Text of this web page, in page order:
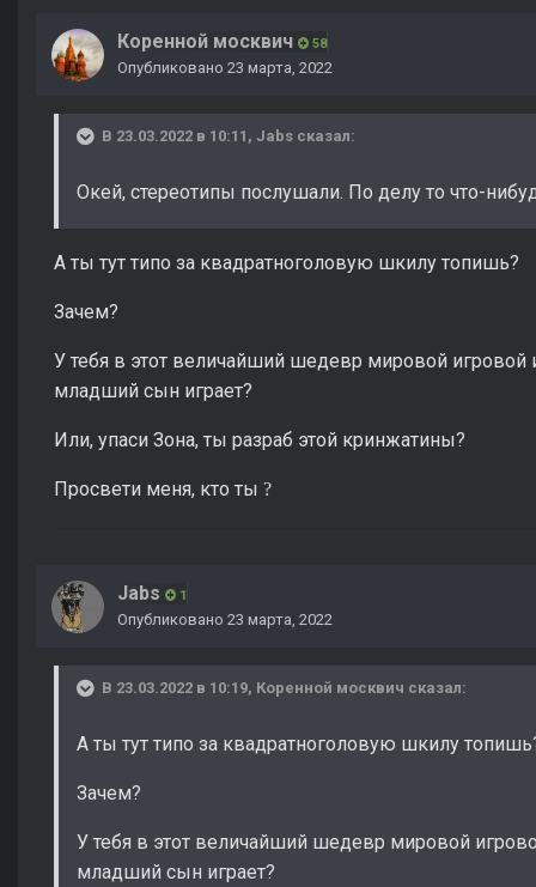
Коренной москвич 58
Опубликовано 23 марта, 2022
В 23.03.2022 в 10:11, Jabs сказал:
Окей, стереотипы послушали. По делу то что-
А ты тут типо за квадратноголовую шкилу топишь?
Зачем?
У тебя в этот величайший шедевр мировой игровой
младший сын играет?
Или, упаси Зона, ты разраб этой кринжатины?
Просвети меня, кто ты ?
Jabs 1
Опубликовано 23 марта, 2022
В 23.03.2022 в 10:19, Коренной москвич сказал:
А ты тут типо за квадратноголовую шкилу
Зачем?
У тебя в этот величайший шедевр мировой
младший сын играет?